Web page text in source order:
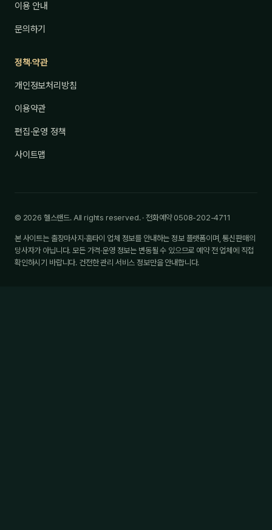
이용 안내
문의하기
정책·약관
개인정보처리방침
이용약관
편집·운영 정책
사이트맵
© 2026 헬스랜드. All rights reserved. · 전화예약 0508-202-4711
본 사이트는 출장마사지·홈타이 업체 정보를 안내하는 정보 플랫폼이며, 통신판매의
당사자가 아닙니다. 모든 가격·운영 정보는 변동될 수 있으므로 예약 전 업체에 직접
확인하시기 바랍니다. 건전한 관리 서비스 정보만을 안내합니다.